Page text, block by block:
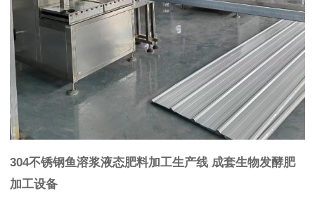
304不锈钢鱼溶浆液态肥料加工生产线 成套生物发酵肥
加工设备